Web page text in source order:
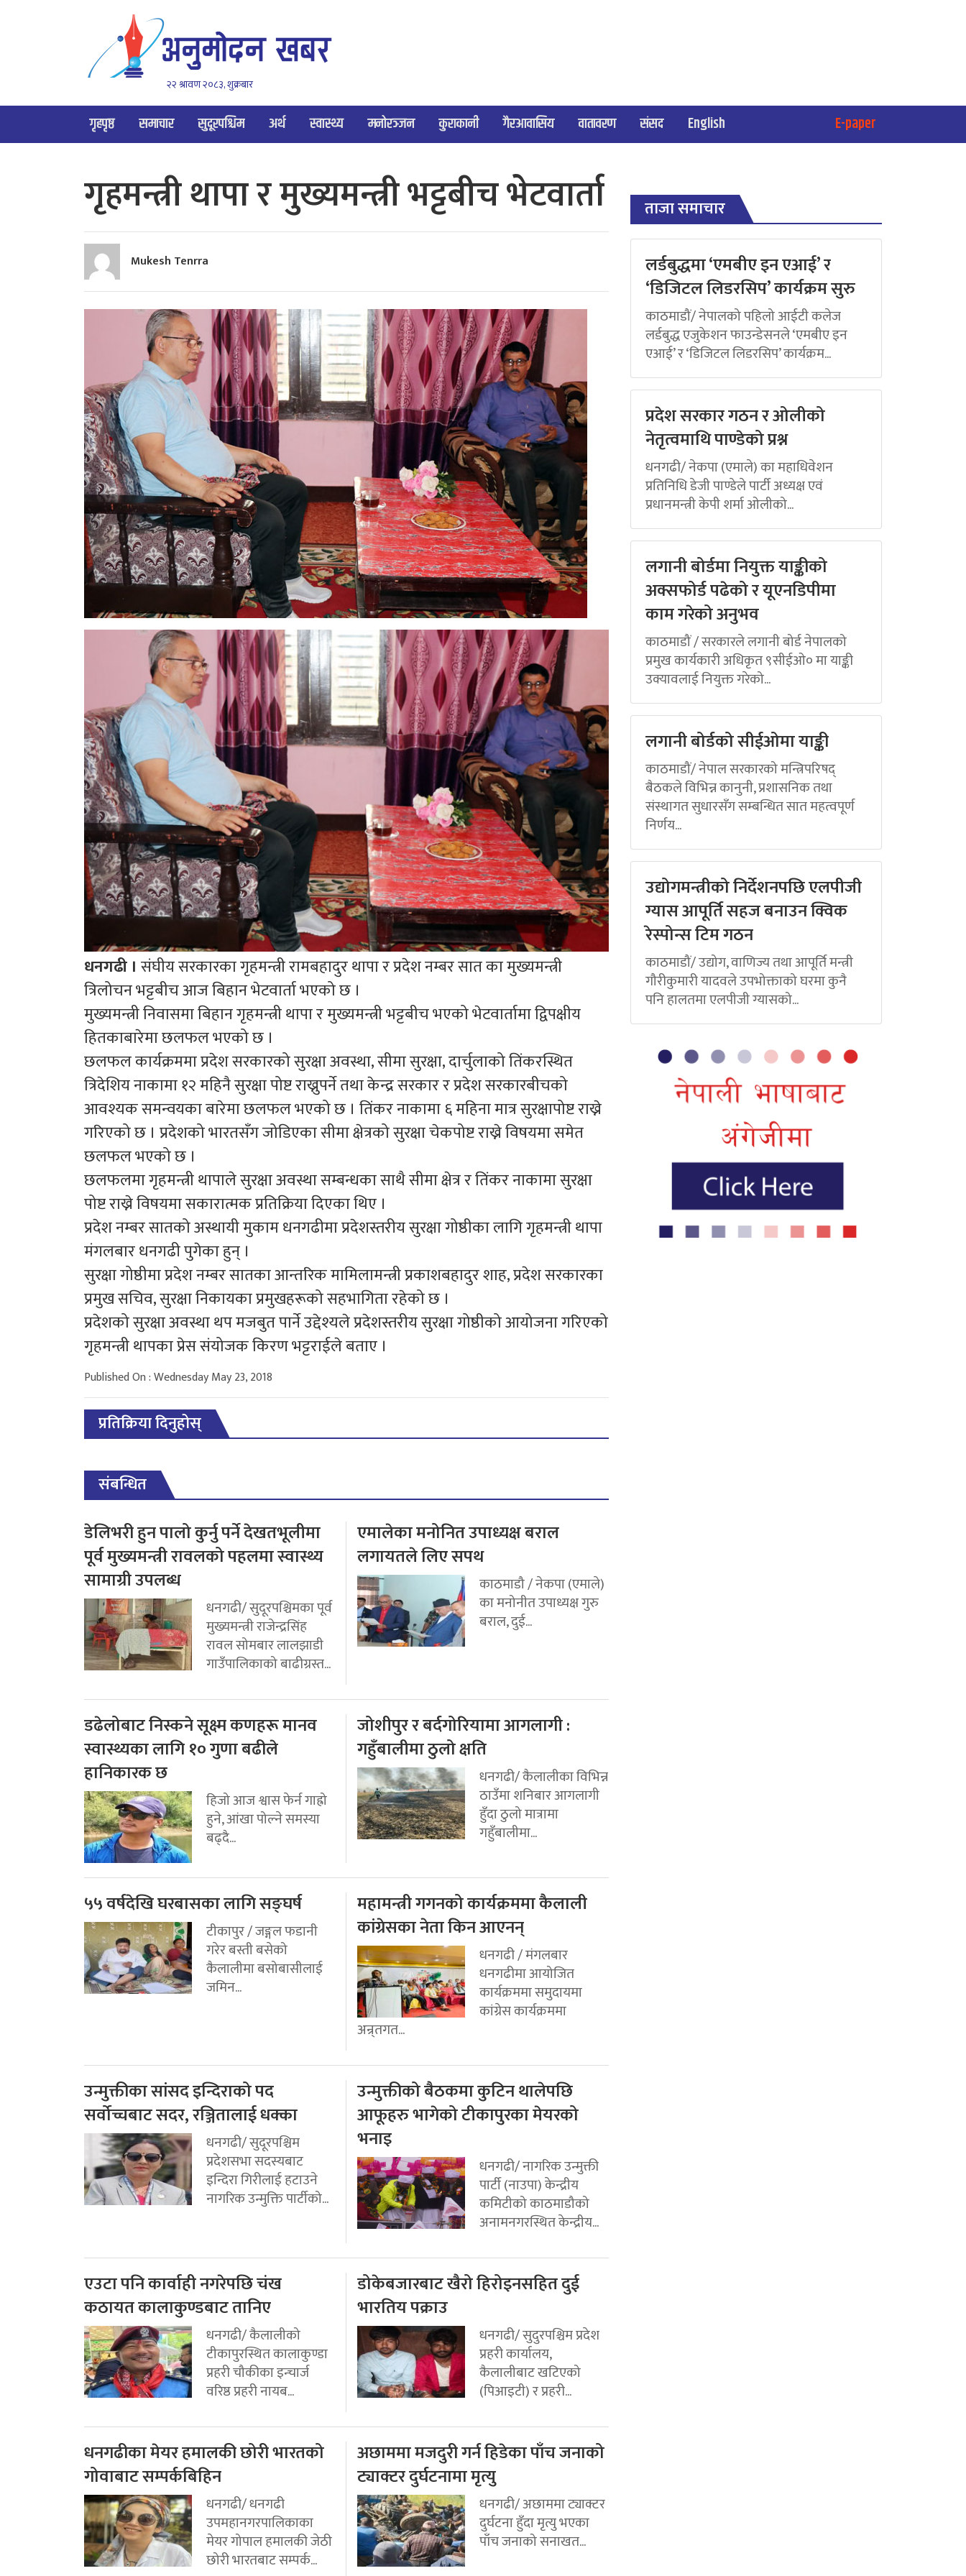
२२ श्रावण २०८३, शुक्रबार
गृहपृष्ठ समाचार सुदूरपश्चिम अर्थ स्वास्थ्य मनोरञ्जन कुराकानी गैरआवासिय वातावरण संसद English E-paper
गृहमन्त्री थापा र मुख्यमन्त्री भट्टबीच भेटवार्ता
Mukesh Tenrra
धनगढी । संघीय सरकारका गृहमन्त्री रामबहादुर थापा र प्रदेश नम्बर सात का मुख्यमन्त्री
त्रिलोचन भट्टबीच आज बिहान भेटवार्ता भएको छ ।
मुख्यमन्त्री निवासमा बिहान गृहमन्त्री थापा र मुख्यमन्त्री भट्टबीच भएको भेटवार्तामा द्विपक्षीय
हितकाबारेमा छलफल भएको छ ।
छलफल कार्यक्रममा प्रदेश सरकारको सुरक्षा अवस्था, सीमा सुरक्षा, दार्चुलाको तिंकरस्थित
त्रिदेशिय नाकामा १२ महिनै सुरक्षा पोष्ट राख्नुपर्ने तथा केन्द्र सरकार र प्रदेश सरकारबीचको
आवश्यक समन्वयका बारेमा छलफल भएको छ । तिंकर नाकामा ६ महिना मात्र सुरक्षापोष्ट राख्ने
गरिएको छ । प्रदेशको भारतसँग जोडिएका सीमा क्षेत्रको सुरक्षा चेकपोष्ट राख्ने विषयमा समेत
छलफल भएको छ ।
छलफलमा गृहमन्त्री थापाले सुरक्षा अवस्था सम्बन्धका साथै सीमा क्षेत्र र तिंकर नाकामा सुरक्षा
पोष्ट राख्ने विषयमा सकारात्मक प्रतिक्रिया दिएका थिए ।
प्रदेश नम्बर सातको अस्थायी मुकाम धनगढीमा प्रदेशस्तरीय सुरक्षा गोष्ठीका लागि गृहमन्त्री थापा
मंगलबार धनगढी पुगेका हुन् ।
सुरक्षा गोष्ठीमा प्रदेश नम्बर सातका आन्तरिक मामिलामन्त्री प्रकाशबहादुर शाह, प्रदेश सरकारका
प्रमुख सचिव, सुरक्षा निकायका प्रमुखहरूको सहभागिता रहेको छ ।
प्रदेशको सुरक्षा अवस्था थप मजबुत पार्ने उद्देश्यले प्रदेशस्तरीय सुरक्षा गोष्ठीको आयोजना गरिएको
गृहमन्त्री थापका प्रेस संयोजक किरण भट्टराईले बताए ।
Published On : Wednesday May 23, 2018
प्रतिक्रिया दिनुहोस्
संबन्धित
डेलिभरी हुन पालो कुर्नु पर्ने देखतभूलीमा
पूर्व मुख्यमन्त्री रावलको पहलमा स्वास्थ्य
सामाग्री उपलब्ध
धनगढी/ सुदूरपश्चिमका पूर्व
मुख्यमन्त्री राजेन्द्रसिंह
रावल सोमबार लालझाडी
गाउँपालिकाको बाढीग्रस्त...
एमालेका मनोनित उपाध्यक्ष बराल
लगायतले लिए सपथ
काठमाडौ / नेकपा (एमाले)
का मनोनीत उपाध्यक्ष गुरु
बराल, दुई...
डढेलोबाट निस्कने सूक्ष्म कणहरू मानव
स्वास्थ्यका लागि १० गुणा बढीले
हानिकारक छ
हिजो आज श्वास फेर्न गाह्रो
हुने, आंखा पोल्ने समस्या
बढ्दै...
जोशीपुर र बर्दगोरियामा आगलागी :
गहुँबालीमा ठुलो क्षति
धनगढी/ कैलालीका विभिन्न
ठाउँमा शनिबार आगलागी
हुँदा ठुलो मात्रामा
गहुँबालीमा...
५५ वर्षदेखि घरबासका लागि सङ्घर्ष
टीकापुर / जङ्गल फडानी
गरेर बस्ती बसेको
कैलालीमा बसोबासीलाई
जमिन...
महामन्त्री गगनको कार्यक्रममा कैलाली
कांग्रेसका नेता किन आएनन्
धनगढी / मंगलबार
धनगढीमा आयोजित
कार्यक्रममा समुदायमा
कांग्रेस कार्यक्रममा
अन्र्तगत...
उन्मुक्तीका सांसद इन्दिराको पद
सर्वोच्चबाट सदर, रञ्जितालाई धक्का
धनगढी/ सुदूरपश्चिम
प्रदेशसभा सदस्यबाट
इन्दिरा गिरीलाई हटाउने
नागरिक उन्मुक्ति पार्टीको...
उन्मुक्तीको बैठकमा कुटिन थालेपछि
आफूहरु भागेको टीकापुरका मेयरको
भनाइ
धनगढी/ नागरिक उन्मुक्ती
पार्टी (नाउपा) केन्द्रीय
कमिटीको काठमाडौको
अनामनगरस्थित केन्द्रीय...
एउटा पनि कार्वाही नगरेपछि चंख
कठायत कालाकुण्डबाट तानिए
धनगढी/ कैलालीको
टीकापुरस्थित कालाकुण्डा
प्रहरी चौकीका इन्चार्ज
वरिष्ठ प्रहरी नायब...
डोकेबजारबाट खैरो हिरोइनसहित दुई
भारतिय पक्राउ
धनगढी/ सुदुरपश्चिम प्रदेश
प्रहरी कार्यालय,
कैलालीबाट खटिएको
(पिआइटी) र प्रहरी...
धनगढीका मेयर हमालकी छोरी भारतको
गोवाबाट सम्पर्कबिहिन
धनगढी/ धनगढी
उपमहानगरपालिकाका
मेयर गोपाल हमालकी जेठी
छोरी भारतबाट सम्पर्क...
अछाममा मजदुरी गर्न हिडेका पाँच जनाको
ट्याक्टर दुर्घटनामा मृत्यु
धनगढी/ अछाममा ट्याक्टर
दुर्घटना हुँदा मृत्यु भएका
पाँच जनाको सनाखत...
ताजा समाचार
लर्डबुद्धमा ‘एमबीए इन एआई’ र
‘डिजिटल लिडरसिप’ कार्यक्रम सुरु
काठमाडौं/ नेपालको पहिलो आईटी कलेज
लर्डबुद्ध एजुकेशन फाउन्डेसनले ‘एमबीए इन
एआई’ र ‘डिजिटल लिडरसिप’ कार्यक्रम...
प्रदेश सरकार गठन र ओलीको
नेतृत्वमाथि पाण्डेको प्रश्न
धनगढी/ नेकपा (एमाले) का महाधिवेशन
प्रतिनिधि डेजी पाण्डेले पार्टी अध्यक्ष एवं
प्रधानमन्त्री केपी शर्मा ओलीको...
लगानी बोर्डमा नियुक्त याङ्कीको
अक्सफोर्ड पढेको र यूएनडिपीमा
काम गरेको अनुभव
काठमाडौं / सरकारले लगानी बोर्ड नेपालको
प्रमुख कार्यकारी अधिकृत ९सीईओ० मा याङ्की
उक्यावलाई नियुक्त गरेको...
लगानी बोर्डको सीईओमा याङ्की
काठमाडौं/ नेपाल सरकारको मन्त्रिपरिषद्
बैठकले विभिन्न कानुनी, प्रशासनिक तथा
संस्थागत सुधारसँग सम्बन्धित सात महत्वपूर्ण
निर्णय...
उद्योगमन्त्रीको निर्देशनपछि एलपीजी
ग्यास आपूर्ति सहज बनाउन क्विक
रेस्पोन्स टिम गठन
काठमाडौं/ उद्योग, वाणिज्य तथा आपूर्ति मन्त्री
गौरीकुमारी यादवले उपभोक्ताको घरमा कुनै
पनि हालतमा एलपीजी ग्यासको...